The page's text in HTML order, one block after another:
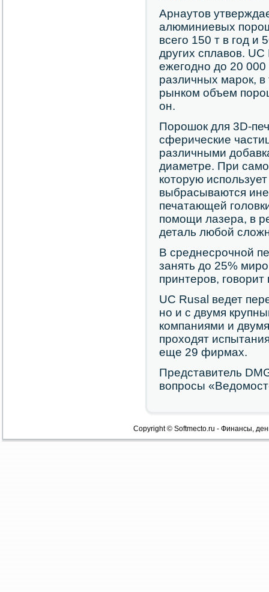
Арнаутов
алюминиевых
всего 150 т в год и
других сплавов.
ежегодно до 20
различных марок,
рынком объем
он.
Порошок для 3D-
сферические
различными
диаметре. При
которую
выбрасываются
печатающей
помощи лазера, в
деталь любой
В среднесрочной
занять до 25%
принтеров, говорит
UC Rusal ведет
но и с двумя
компаниями и
проходят
еще 29 фирмах.
Представитель
вопросы
Copyright © Softmecto.ru - Финансы,